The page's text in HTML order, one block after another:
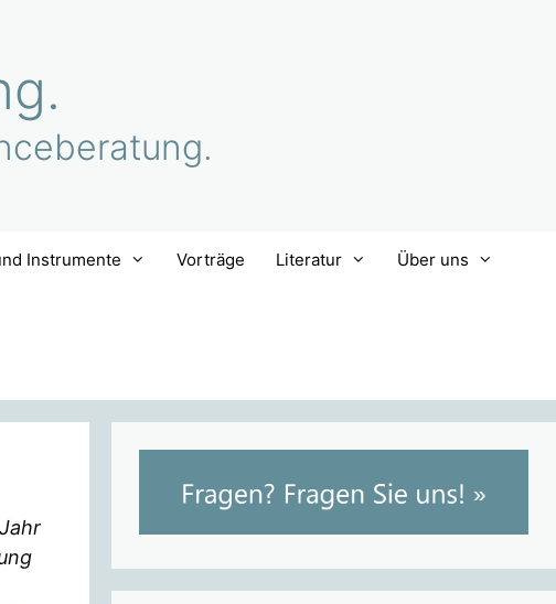
Instrumente Vorträge Literatur Über uns